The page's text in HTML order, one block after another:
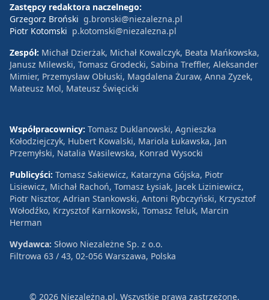
Zastępcy redaktora naczelnego:
Grzegorz Broński g.bronski@niezalezna.pl
Piotr Kotomski p.kotomski@niezalezna.pl
Zespół: Michał Dzierżak, Michał Kowalczyk, Beata Mańkowska,
Janusz Milewski, Tomasz Grodecki, Sabina Treffler, Aleksander
Mimier, Przemysław Obłuski, Magdalena Żuraw, Anna Zyzek,
Mateusz Mol, Mateusz Święcicki
Współpracownicy: Tomasz Duklanowski, Agnieszka
Kołodziejczyk, Hubert Kowalski, Mariola Łukawska, Jan
Przemyłski, Natalia Wasilewska, Konrad Wysocki
Publicyści: Tomasz Sakiewicz, Katarzyna Gójska, Piotr
Lisiewicz, Michał Rachoń, Tomasz Łysiak, Jacek Liziniewicz,
Piotr Nisztor, Adrian Stankowski, Antoni Rybczyński, Krzysztof
Wołodźko, Krzysztof Karnkowski, Tomasz Teluk, Marcin
Herman
Wydawca: Słowo Niezależne Sp. z o.o.
Filtrowa 63 / 43, 02-056 Warszawa, Polska
© 2026 Niezależna.pl. Wszystkie prawa zastrzeżone.